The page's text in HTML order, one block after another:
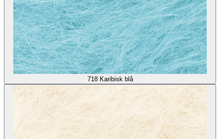
718 Karibisk blå